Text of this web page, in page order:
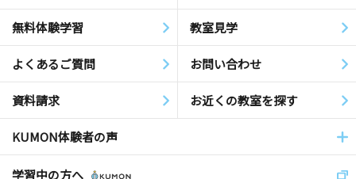
無料体験学習 教室見学
よくあるご質問 お問い合わせ
資料請求 お近くの教室を探す
KUMON体験者の声
学習中の方へ